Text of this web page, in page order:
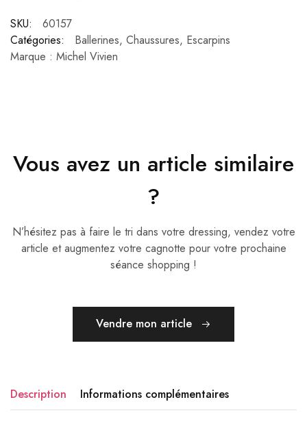
SKU:
60157
Catégories:
Ballerines, Chaussures, Escarpins
Marque : Michel Vivien
Vous avez un article similaire
?
N’hésitez pas à faire le tri dans votre dressing, vendez votre
article et augmentez votre cagnotte pour votre prochaine
séance shopping !
Vendre mon article
Description Informations complémentaires